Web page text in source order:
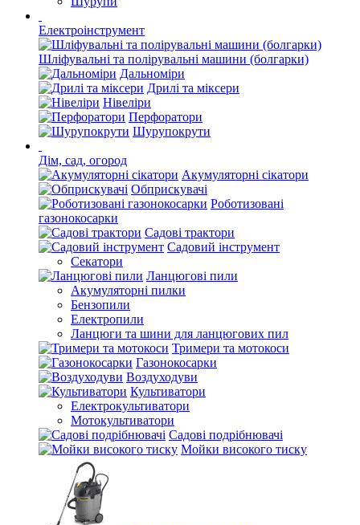
Електроінструмент
Шліфувальні та полірувальні машини (болгарки)
Дальноміри
Дрилі та міксери
Нівеліри
Перфоратори
Шурупокрути
Дім, сад, огород
Акумуляторні сікатори
Обприскувачі
Роботизовані
газонокосарки
Садові трактори
Садовий інструмент
Секатори
Ланцюгові пили
Акумуляторні пилки
Бензопили
Електропили
Ланцюги та шини для ланцюгових пил
Тримери та мотокоси
Газонокосарки
Воздуходуви
Культиватори
Електрокультиватори
Мотокультиватори
Садові подрібнювачі
Мойки високого тиску